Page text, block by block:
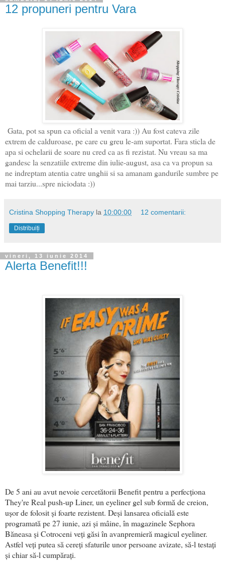
12 propuneri pentru Vara
Gata, pot sa spun ca oficial a venit vara :)) Au fost cateva zile
extrem de calduroase, pe care cu greu le-am suportat. Fara sticla de
apa si ochelarii de soare nu cred ca as fi rezistat. Nu vreau sa ma
gandesc la senzatiile extreme din iulie-august, asa ca va propun sa
ne indreptam atentia catre unghii si sa amanam gandurile sumbre pe
mai tarziu...spre niciodata :))
Cristina Shopping Therapy la 10:00:00 12 comentarii:
Distribuiți
vineri, 13 iunie 2014
Alerta Benefit!!!
De 5 ani au avut nevoie cercetătorii Benefit pentru a perfecționa
They're Real push-up Liner, un eyeliner gel sub formă de creion,
ușor de folosit și foarte rezistent. Deși lansarea oficială este
programată pe 27 iunie, azi și mâine, în magazinele Sephora
Băneasa și Cotroceni veți găsi în avanpremieră magicul eyeliner.
Astfel veți putea să cereți sfaturile unor persoane avizate, să-l testați
și chiar să-l cumpărați.